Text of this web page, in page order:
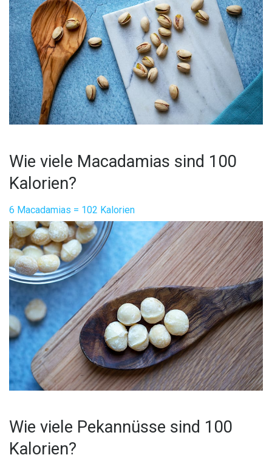
Wie viele Macadamias sind 100
Kalorien?
6 Macadamias = 102 Kalorien
Wie viele Pekannüsse sind 100
Kalorien?